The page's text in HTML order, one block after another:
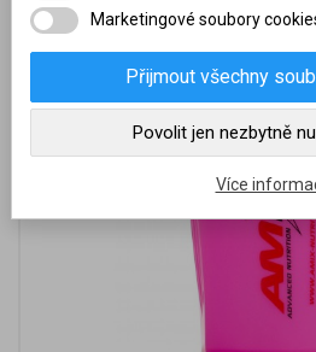
účet přeřazen do jiné
skupiny:
Marketingové soubory
Přijmout všechny
Povolit jen nezbytně
Více